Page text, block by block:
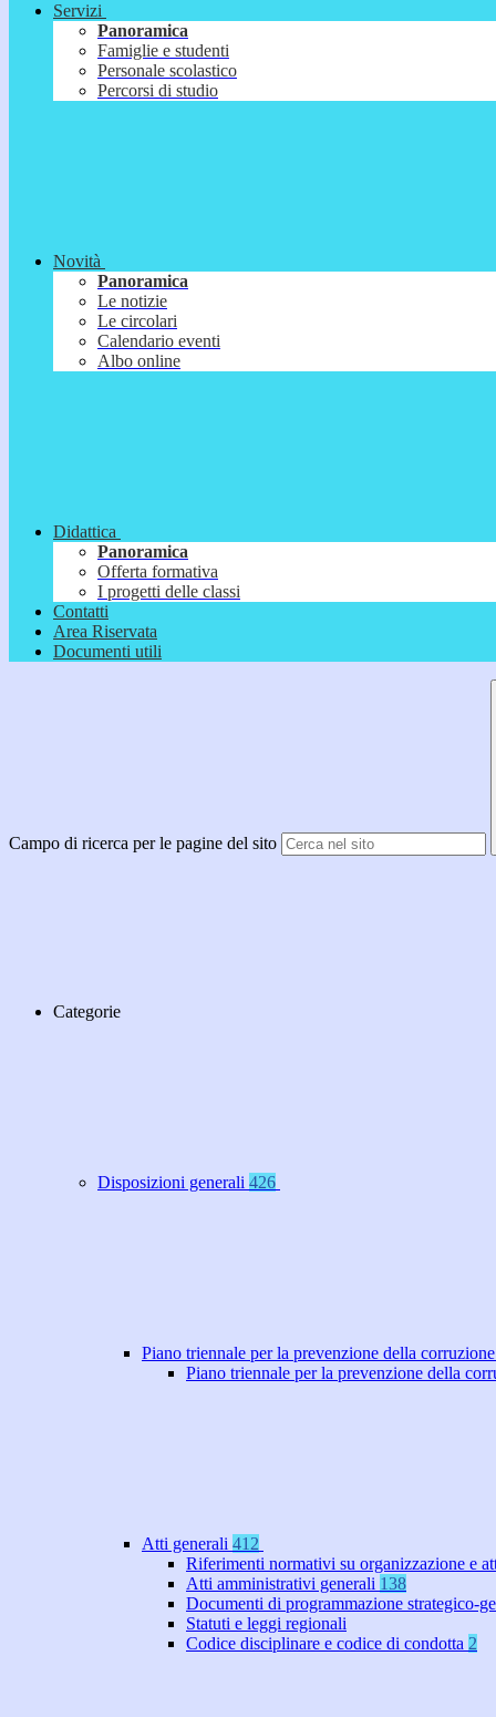
Servizi
Panoramica
Famiglie e studenti
Personale scolastico
Percorsi di studio
Novità
Panoramica
Le notizie
Le circolari
Calendario eventi
Albo online
Didattica
Panoramica
Offerta formativa
I progetti delle classi
Contatti
Area Riservata
Documenti utili
Campo di ricerca per le pagine del sito
Categorie
Disposizioni generali 426
Piano triennale per la prevenzione della
Piano triennale per la prevenzione della
Atti generali 412
Riferimenti normativi su organizzazione e
Atti amministrativi generali 138
Documenti di programmazione strategico-
Statuti e leggi regionali
Codice disciplinare e codice di condotta 2